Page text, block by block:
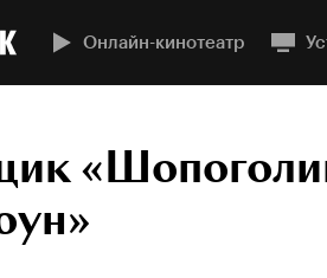
Онлайн-кинотеатр